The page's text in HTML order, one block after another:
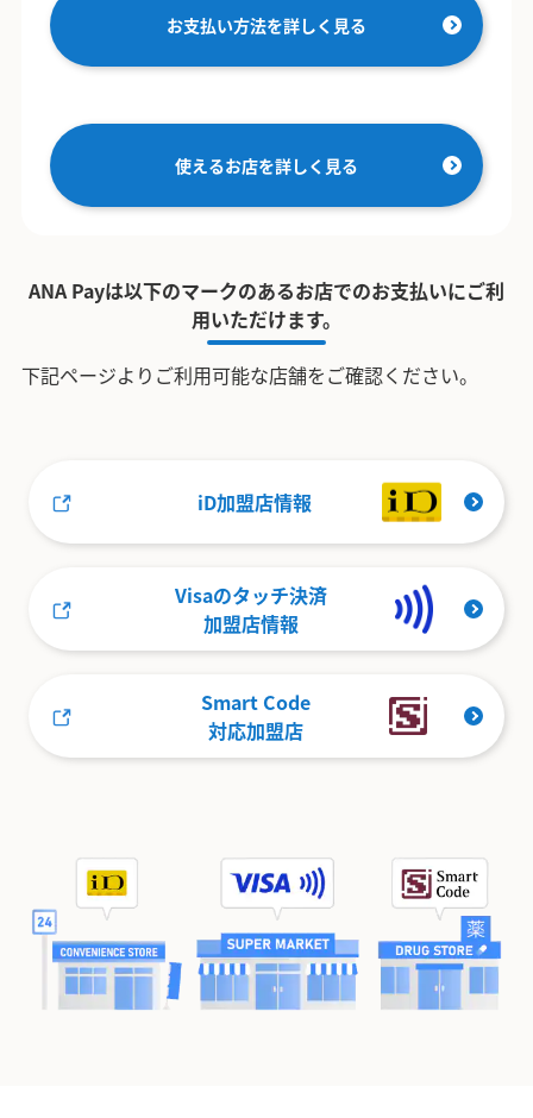
お支払い方法を詳しく見る
使えるお店を詳しく見る
ANA Payは以下のマークのあるお店でのお支払いにご利
用いただけます。
下記ページよりご利用可能な店舗をご確認ください。
iD加盟店情報
Visaのタッチ決済
加盟店情報
Smart Code
対応加盟店